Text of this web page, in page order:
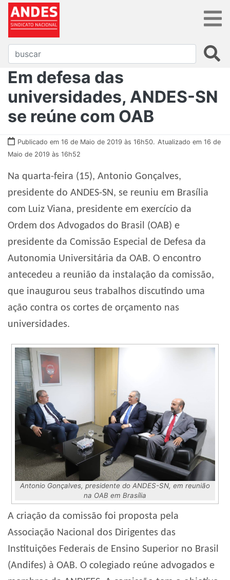
Em defesa das
universidades, ANDES-SN
se reúne com OAB
Publicado em 16 de Maio de 2019 às 16h50. Atualizado em 16 de
Maio de 2019 às 16h52
Na quarta-feira (15), Antonio Gonçalves,
presidente do ANDES-SN, se reuniu em Brasília
com Luiz Viana, presidente em exercício da
Ordem dos Advogados do Brasil (OAB) e
presidente da Comissão Especial de Defesa da
Autonomia Universitária da OAB. O encontro
antecedeu a reunião da instalação da comissão,
que inaugurou seus trabalhos discutindo uma
ação contra os cortes de orçamento nas
universidades.
Antonio Gonçalves, presidente do ANDES-SN, em reunião
na OAB em Brasília
A criação da comissão foi proposta pela
Associação Nacional dos Dirigentes das
Instituições Federais de Ensino Superior no Brasil
(Andifes) à OAB. O colegiado reúne advogados e